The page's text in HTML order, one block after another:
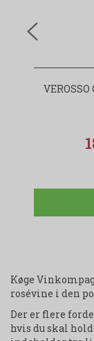
Køge
rosévine i den
Der er flere
hvis du skal